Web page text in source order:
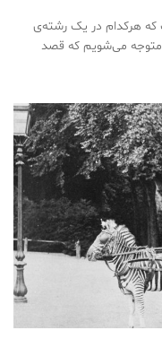
که هرکدام در یک رشته‌ی
متوجه می‌شویم که قصد